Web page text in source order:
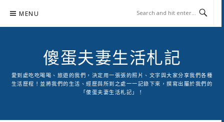
content
MENU
傻蛋夫妻生活札記
愛到處吃吃喝喝、旅遊的我們，決定用一張張的照片、文字與大家分享我們各種
生活歷程！並將我們的生活、經歷與所到之處一一記錄下來，撰寫出屬於我們的
「傻蛋夫妻生活札記」！